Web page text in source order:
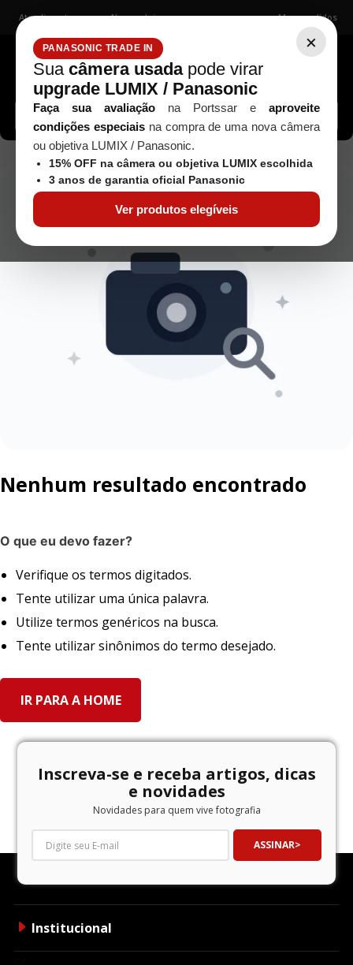
×
PANASONIC TRADE IN
Sua câmera usadapode virar
upgrade LUMIX / Panasonic
Faça sua avaliação na Portssar e aproveite
condições especiaisna compra de uma nova câmera
ou objetiva LUMIX / Panasonic.
15% OFF na câmera ou objetiva LUMIX escolhida
3 anos de garantia oficial Panasonic
Ver produtos elegíveis
Atendimento Nossas lojas Meus pedidos
Buscar câmeras, lentes, acessórios...
objetiva-canon-ef-100-300mm-f-4-5-5-6-usm---usada-1
Nenhum resultado encontrado
O que eu devo fazer?
Verifique os termos digitados.
Tente utilizar uma única palavra.
Utilize termos genéricos na busca.
Tente utilizar sinônimos do termo desejado.
IR PARA A HOME
Inscreva-se e receba artigos, dicas
e novidades
Novidades para quem vive fotografia
ASSINAR
Institucional